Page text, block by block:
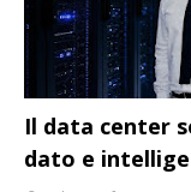
Il data center
dato e